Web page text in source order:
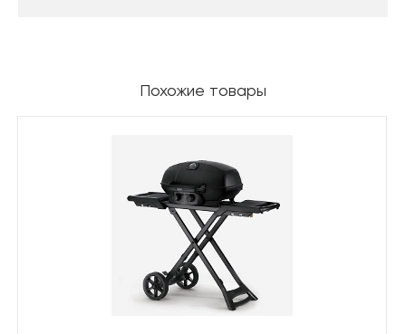
Похожие товары